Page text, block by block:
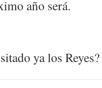
año será.
ya los Reyes?